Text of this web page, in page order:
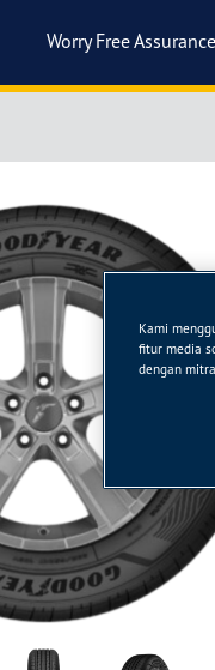
Worry Free Assurance
Kami
fitur media
dengan